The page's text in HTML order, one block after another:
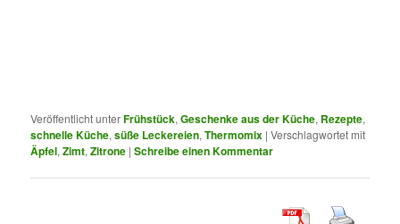
Veröffentlicht unterFrühstück,Geschenke aus der Küche, Rezepte,
schnelle Küche,süße Leckereien,Thermomix |Verschlagwortet mit
Äpfel,Zimt,Zitrone |Schreibe einen Kommentar